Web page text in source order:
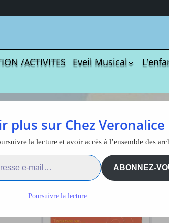
/ACTIVITES
Eveil Musical
Comptines à gestes
Tablatures Musiques
Tablatures Ukulélé
La
Le
La
payés
congés payés
plus sur Chez Veronalice
la lecture et avoir accès à l’ensemble des
ABONNEZ-
Poursuivre la lecture